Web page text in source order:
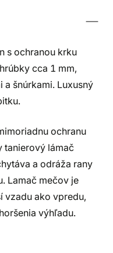
s ochranou krku
cca 1 mm,
a šnúrkami. Luxusný
ochranu
tanierový lámač
a odráža rany
Lamač mečov je
vzadu ako vpredu,
výhľadu.